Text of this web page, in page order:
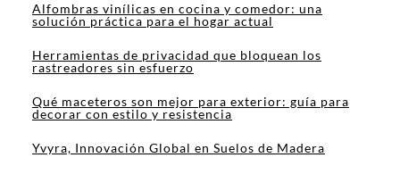
Alfombras vinílicas en cocina y comedor: una
solución práctica para el hogar actual
Herramientas de privacidad que bloquean los
rastreadores sin esfuerzo
Qué maceteros son mejor para exterior: guía para
decorar con estilo y resistencia
Yvyra, Innovación Global en Suelos de Madera